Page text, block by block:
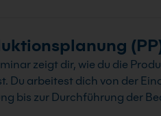
zeigt dir, wie du die
Du arbeitest dich von der
bis zur Durchführung der